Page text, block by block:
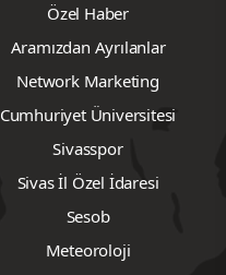
Özel Haber
Aramızdan Ayrılanlar
Network Marketing
Cumhuriyet Üniversitesi
Sivasspor
Sivas İl Özel İdaresi
Sesob
Meteoroloji